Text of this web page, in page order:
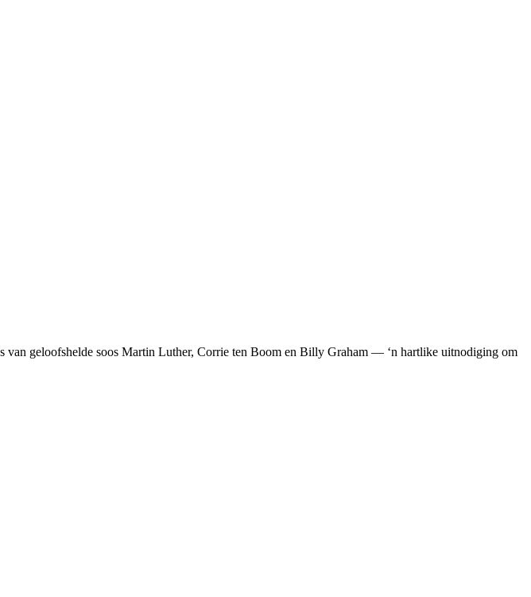
van geloofshelde soos Martin Luther, Corrie ten Boom en Billy Graham — ‘n hartlike uitnodiging om